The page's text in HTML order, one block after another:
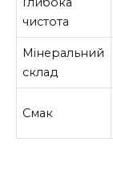
чистота
Мінеральний
склад
Смак